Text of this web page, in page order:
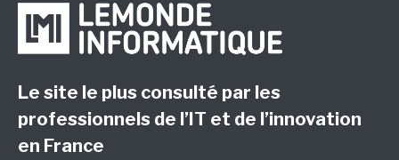
Le site le plus consulté par les
professionnels de l’IT et de l’innovation
en France